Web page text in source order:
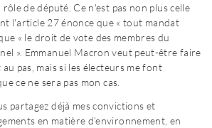
de député. Ce n'est pas non plus celle
l'article 27 énonce que « tout mandat
« le droit de vote des membres du
». Emmanuel Macron veut peut-être faire
pas, mais si les électeurs me font
ce ne sera pas mon cas.
partagez déjà mes convictions et
en matière d’environnement, en